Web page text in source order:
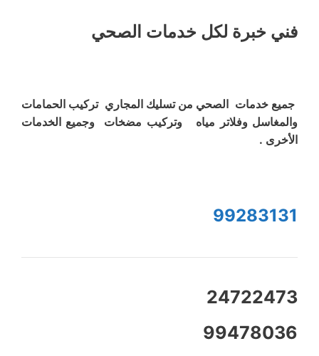
فني خبرة لكل خدمات الصحي
جميع خدمات الصحي من تسليك المجاري تركيب الحمامات
والمغاسل وفلاتر مياه وتركيب مضخات وجميع الخدمات
الأخرى .
99283131
24722473
99478036